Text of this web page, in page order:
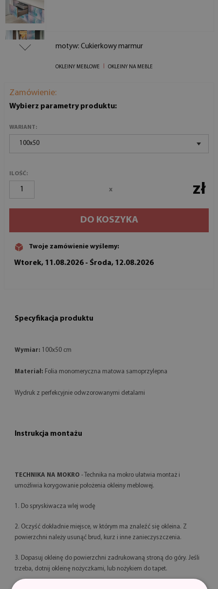
motyw: Cukierkowy marmur
OKLEINY MEBLOWE OKLEINY NA MEBLE
Zamówienie:
Wybierz parametry produktu:
WARIANT:
100x50
ILOŚĆ:
x zł
DO KOSZYKA
Twoje zamówienie wyślemy:
Wtorek, 11.08.2026 - Środa, 12.08.2026
Specyfikacja produktu
Wymiar: 100x50 cm
Materiał: Folia monomeryczna matowa samoprzylepna
Wydruk z perfekcyjnie odwzorowanymi detalami
Instrukcja montażu
TECHNIKA NA MOKRO - Technika na mokro ułatwia montaż i
umożliwia korygowanie położenia okleiny meblowej.
1. Do spryskiwacza wlej wodę
2. Oczyść dokładnie miejsce, w którym ma znaleźć się okleina. Z
powierzchni należy usunąć brud, kurz i inne zanieczyszczenia.
3. Dopasuj okleinę do powierzchni zadrukowaną stroną do góry. Jeśli
trzeba, dotnij okleinę nożyczkami, lub nożykiem do tapet.